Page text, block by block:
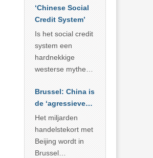
voorbije veertig
jaar in slaagde
meer dan 800
miljoen mensen
uit de armoede
… >> lees meer
‘Chinese Social
Credit System’
Is het social credit
system een
hardnekkige
westerse mythe of
realiteit in China?
Brussel: China is
de ‘agressieve
schuldige’
Het miljarden
handelstekort met
Beijing wordt in
Brussel